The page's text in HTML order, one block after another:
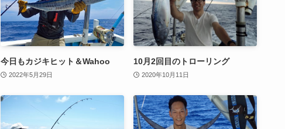
今日もカジキヒット＆Wahoo
2022年5月29日
10月2回目のトローリング
2020年10月11日